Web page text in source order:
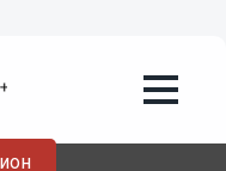
пострадали